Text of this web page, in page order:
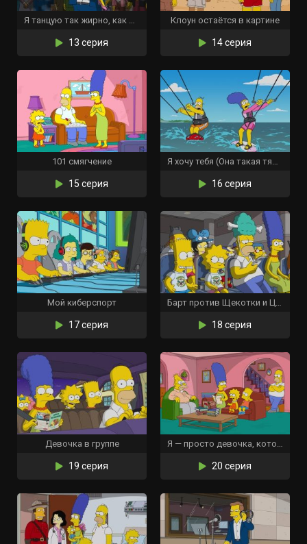
Я танцую так жирно, как могу
13 серия
Клоун остаётся в картине
14 серия
101 смягчение
15 серия
Я хочу тебя (Она такая тяжёлая)
16 серия
Мой киберспорт
17 серия
Барт против Щекотки и Царапки
18 серия
Девочка в группе
19 серия
Я — просто девочка, которая не может ответить «Д’оу»
20 серия